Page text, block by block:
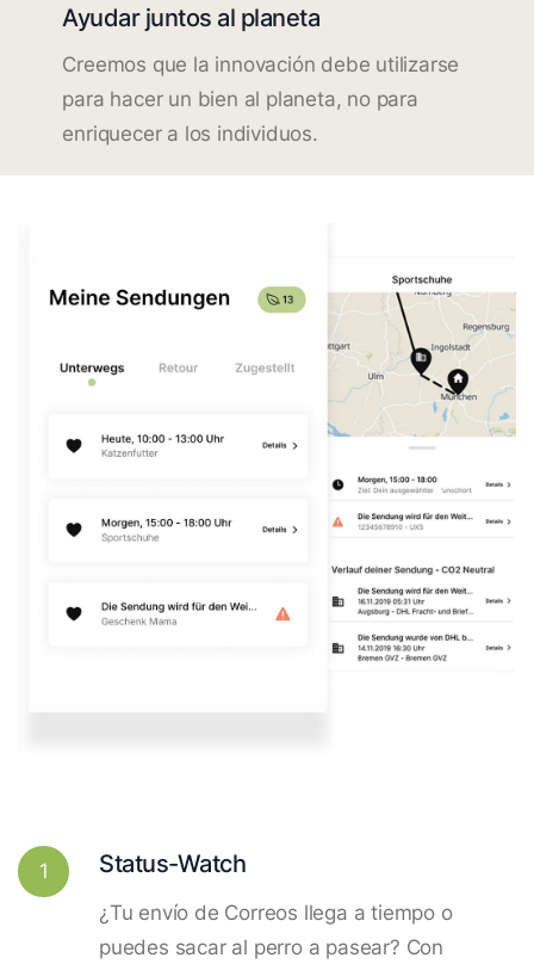
Ayudar juntos al planeta
Creemos que la innovación debe utilizarse
para hacer un bien al planeta, no para
enriquecer a los individuos.
1 Status-Watch
¿Tu envío de Correos llega a tiempo o
puedes sacar al perro a pasear? Con